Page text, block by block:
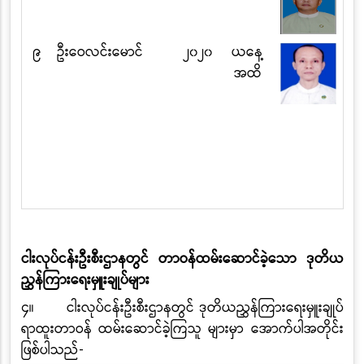
၉ ဦးဝေလင်းမောင် ၂၀၂၀
ယနေ့
အထိ
ငါးလုပ်ငန်းဦးစီးဌာနတွင် တာဝန်ထမ်းဆောင်ခဲ့သော ဒုတိယ
ညွှန်ကြားရေးမှူးချုပ်များ
၄။
ငါးလုပ်ငန်းဦးစီးဌာနတွင် ဒုတိယညွှန်ကြားရေးမှူးချုပ်
ရာထူးတာဝန် ထမ်းဆောင်ခဲ့ကြသူ များမှာ အောက်ပါအတိုင်း
ဖြစ်ပါသည်-